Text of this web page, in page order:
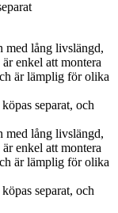
med lång livslängd,
enkel att montera
är lämplig för olika
separat, och
med lång livslängd,
enkel att montera
är lämplig för olika
separat, och